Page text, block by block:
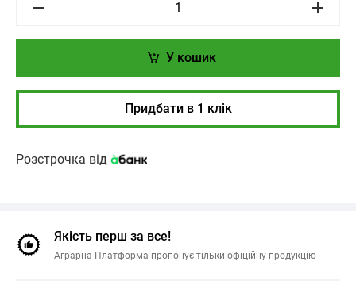
У кошик
Придбати в 1 клік
Розстрочка від
Якість перш за все!
Аграрна Платформа пропонує тільки офіційну продукцію